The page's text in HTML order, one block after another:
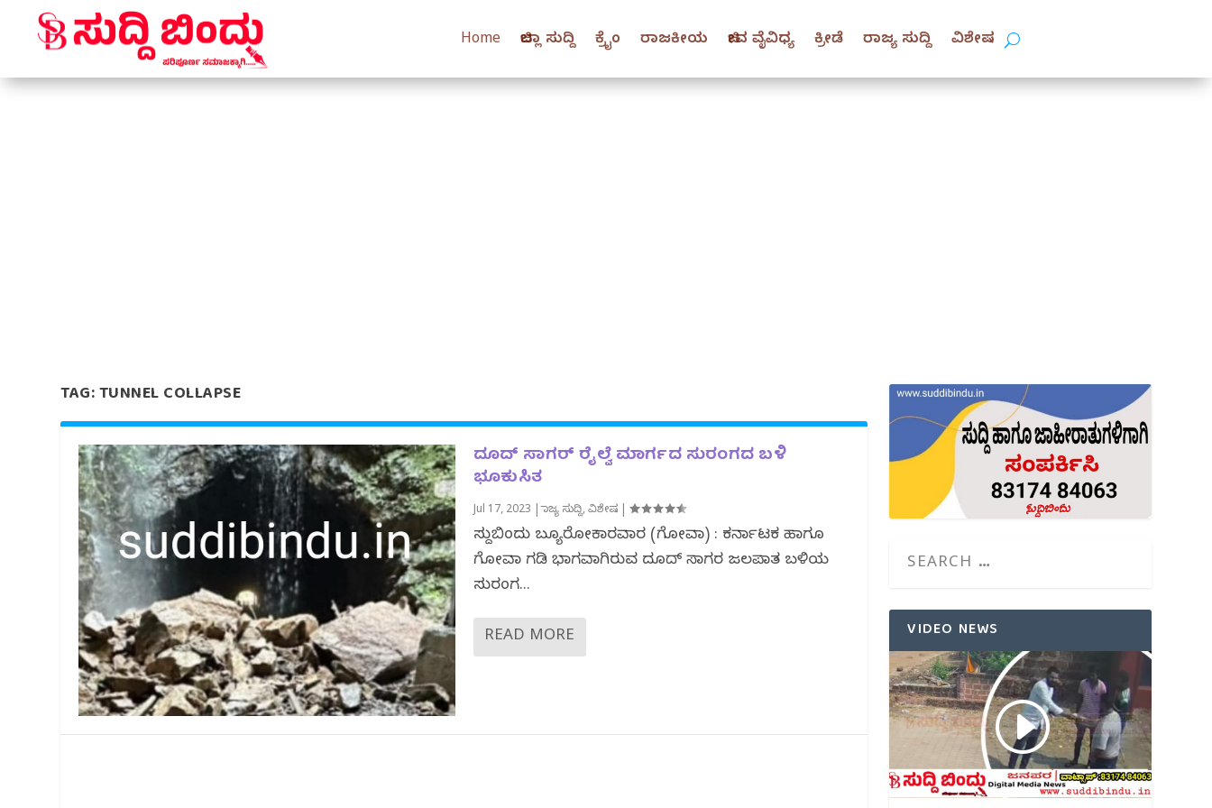
Home ಜಿಲ್ಲಾ ಸುದ್ದಿ ಕ್ರೈಂ ರಾಜಕೀಯ ಜೀವ ವೈವಿಧ್ಯ ಕ್ರೀಡೆ ರಾಜ್ಯ ಸುದ್ದಿ ವಿಶೇಷ
TAG:TUNNEL COLLAPSE
ದೂದ್ ಸಾಗರ್ ರೈಲ್ವೆ ಮಾರ್ಗದ ಸುರಂಗದ ಬಳಿ
ಭೂಕುಸಿತ
Jul 17, 2023 |ರಾಜ್ಯ ಸುದ್ದಿ,ವಿಶೇಷ|
ಸುದ್ದಿಬಿಂದು ಬ್ಯೂರೋಕಾರವಾರ (ಗೋವಾ) : ಕರ್ನಾಟಕ ಹಾಗೂ
ಗೋವಾ ಗಡಿ ಭಾಗವಾಗಿರುವ ದೂದ್ ಸಾಗರ ಜಲಪಾತ ಬಳಿಯ
ಸುರಂಗ...
READ MORE VIDEO NEWS